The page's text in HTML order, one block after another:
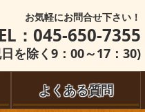
お気軽にお問合せ下さい！
：045-650-7355
を除く9：00～17：30)
よくある質問